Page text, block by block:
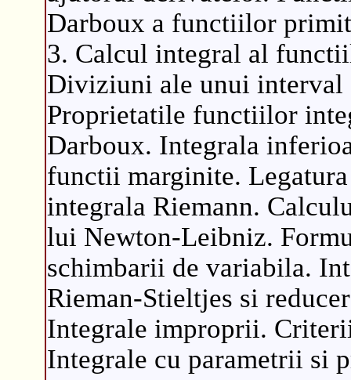
Darboux a functiilor
3. Calcul integral al
Diviziuni ale unui interval
Proprietatile functiilor
Darboux. Integrala
functii marginite.
integrala Riemann.
lui Newton-Leibniz.
schimbarii de variabila.
Rieman-Stieltjes si
Integrale improprii.
Integrale cu parametrii si